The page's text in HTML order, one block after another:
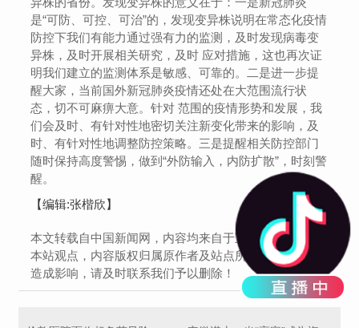
是“可防、可控、可治”的，发现变异株说明在常态化疫情
防控下我们有能力通过强有力的监测，及时发现病毒变
异株，及时开展相关研究，及时 应对措施，这也再次证
明我们建立的监测体系是敏感、可靠的。二是进一步提
醒大家，当前国外新冠肺炎疫情还处在大范围流行状
态，切不可麻痹大意。针对 范围的疫情形势和发展，我
们会及时、有针对性地密切关注新变化带来的影响，及
时、有针对性地调整防控策略。三是提醒相关防控部门
随时保持高度警惕，做到“外防输入，内防扩散”，时刻警
醒。
【编辑:张楷欣】
本文转载自中国新闻网，内容均来自于互联网，不代表
本站观点，内容版权归属原作者及站点所有，如有对您
造成影响，请及时联系我们予以删除！